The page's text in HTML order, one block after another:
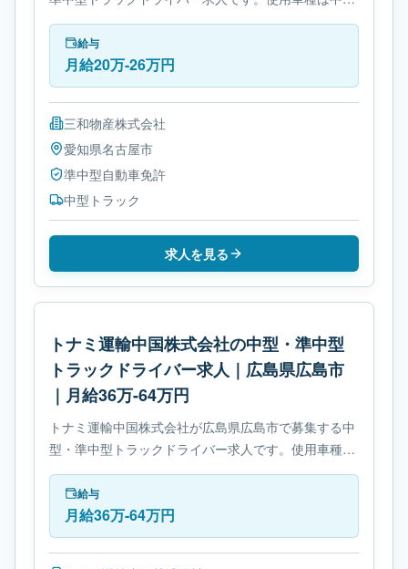
トラックです。勤務時間は- 変形労働時間制です。必
要免許は準中型自動車免許です。
給与
月給20万-26万円
三和物産株式会社
愛知県名古屋市
準中型自動車免許
中型トラック
求人を見る
トナミ運輸中国株式会社の中型・準中型
トラックドライバー求人｜広島県広島市
｜月給36万-64万円
トナミ運輸中国株式会社が広島県広島市で募集する中
型・準中型トラックドライバー求人です。使用車種は
中型トラックです。勤務時間は- 変形労働時間制で
す。必要免許は- 準中型自動車免許です。
給与
月給36万-64万円